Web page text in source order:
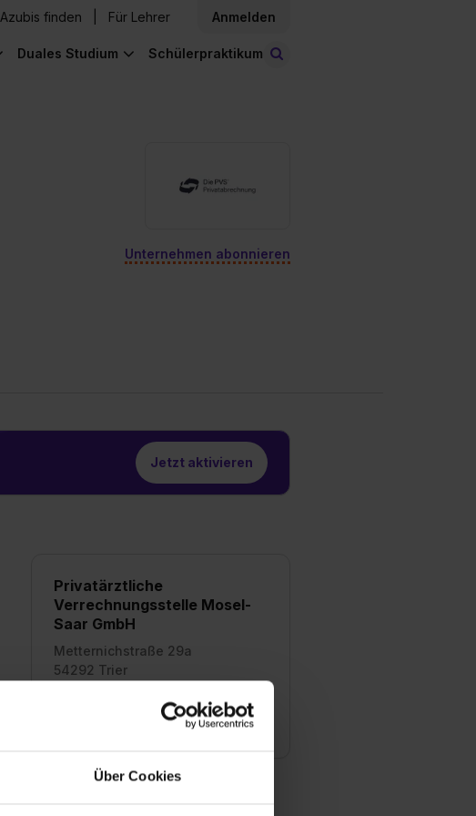
Über Cookies
Azubis finden Für Lehrer Anmelden
Duales Studium Schülerpraktikum
Unternehmen abonnieren
Jetzt aktivieren
Privatärztliche
Verrechnungsstelle Mosel-
Saar GmbH
Metternichstraße 29a
54292 Trier